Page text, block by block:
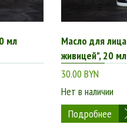
мл
Масло для
живицей", 20 мл
30.00 BYN
Нет в наличии
Подробнее